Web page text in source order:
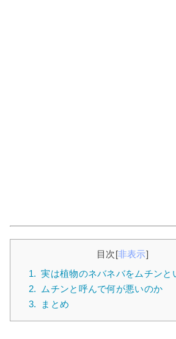
目次 [非表示]
1. 実は植物のネバネバをムチンと
2.
ムチンと呼んで何が悪いのか
3.
まとめ